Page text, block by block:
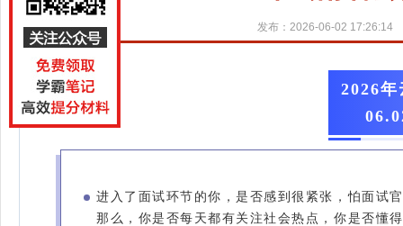
发布：2026-06-02 17:26:14
2026年
进入了面试环节的你，是否感到很紧张，怕面试
那么，你是否每天都有关注社会热点，你是否懂